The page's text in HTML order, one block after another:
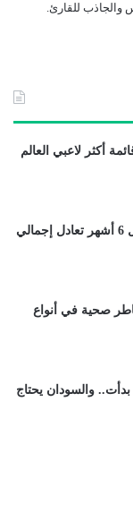
والجاذب للقارئ.
أكثر لاعبي العالم
صحية في أنواع
بدأت.. والسودان يحتاج